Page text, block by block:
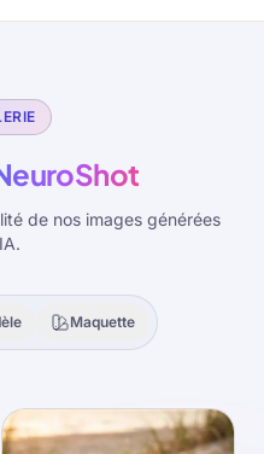
de nos images générées
Maquette